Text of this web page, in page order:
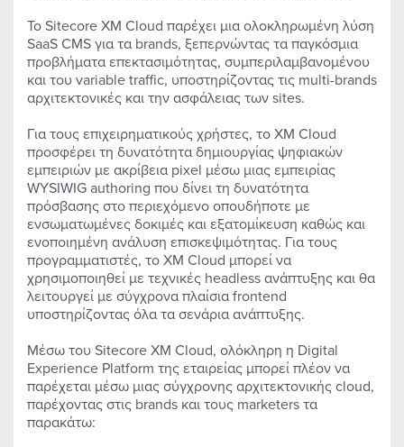
Το Sitecore XM Cloud παρέχει μια ολοκληρωμένη λύση
SaaS CMS για τα brands, ξεπερνώντας τα παγκόσμια
προβλήματα επεκτασιμότητας, συμπεριλαμβανομένου
και του variable traffic, υποστηρίζοντας τις multi-brands
αρχιτεκτονικές και την ασφάλειας των sites.
Για τους επιχειρηματικούς χρήστες, το XM Cloud
προσφέρει τη δυνατότητα δημιουργίας ψηφιακών
εμπειριών με ακρίβεια pixel μέσω μιας εμπειρίας
WYSIWIG authoring που δίνει τη δυνατότητα
πρόσβασης στο περιεχόμενο οπουδήποτε με
ενσωματωμένες δοκιμές και εξατομίκευση καθώς και
ενοποιημένη ανάλυση επισκεψιμότητας. Για τους
προγραμματιστές, το XM Cloud μπορεί να
χρησιμοποιηθεί με τεχνικές headless ανάπτυξης και θα
λειτουργεί με σύγχρονα πλαίσια frontend
υποστηρίζοντας όλα τα σενάρια ανάπτυξης.
Μέσω του Sitecore XM Cloud, ολόκληρη η Digital
Experience Platform της εταιρείας μπορεί πλέον να
παρέχεται μέσω μιας σύγχρονης αρχιτεκτονικής cloud,
παρέχοντας στις brands και τους marketers τα
παρακάτω: